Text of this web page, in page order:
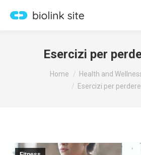
Esercizi per
You are here:Home Health and
Esercizi per